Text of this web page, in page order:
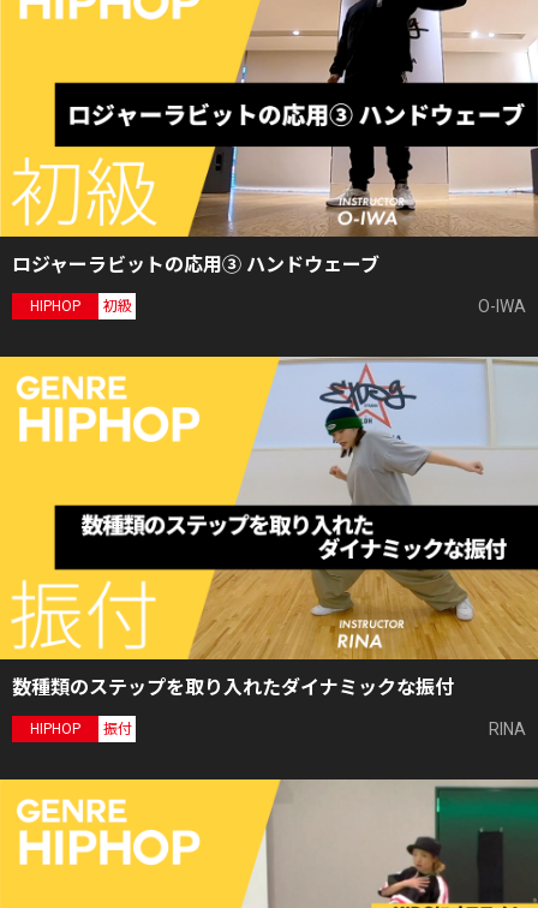
ロジャーラビットの応用③ ハンドウェーブ
HIPHOP 初級 O-IWA
数種類のステップを取り入れたダイナミックな振付
HIPHOP 振付 RINA